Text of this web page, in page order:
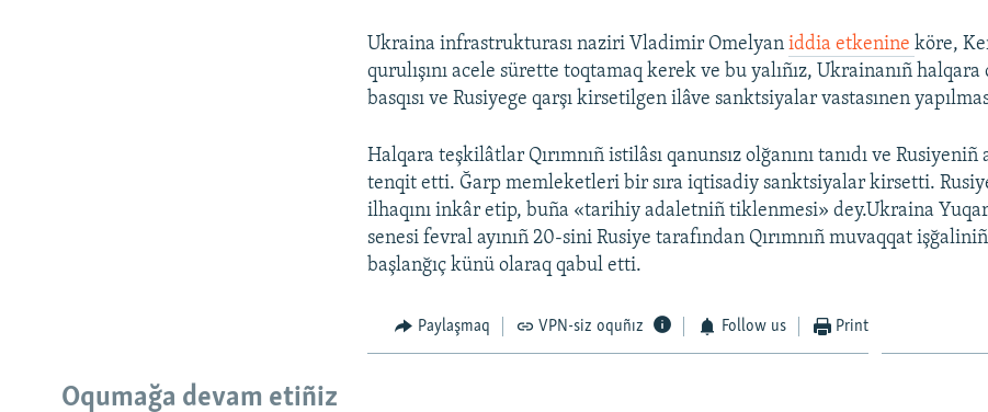
Ukraina infrastrukturası naziri Vladimir Omelyaniddia etkenineköre,
qurulışını acele sürette toqtamaq kerek ve bu yalıñız, Ukrainanıñ halqara
basqısı ve Rusiyege qarşı kirsetilgen ilâve sanktsiyalar vastasınen
Halqara teşkilâtlar Qırımnıñ istilâsı qanunsız olğanını tanıdı ve
tenqit etti. Ğarp memleketleri bir sıra iqtisadiy sanktsiyalar kirsetti.
ilhaqını inkâr etip, buña «tarihiy adaletniñ tiklenmesi» dey.Ukraina
senesi fevral ayınıñ 20-sini Rusiye tarafından Qırımnıñ muvaqqat
başlanğıç künü olaraq qabul etti.
Paylaşmaq VPN-siz oquñız Follow us Print
Oqumağa devam etiñiz